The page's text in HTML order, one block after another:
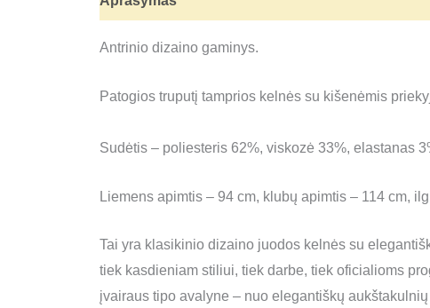
Antrinio dizaino gaminys.
Patogios truputį tamprios kelnės su kišenėmis
Sudėtis – poliesteris 62%, viskozė 33%, elastanas
Liemens apimtis – 94 cm, klubų apimtis – 114 cm,
Tai yra klasikinio dizaino juodos kelnės su
tiek kasdieniam stiliui, tiek darbe, tiek oficialioms
įvairaus tipo avalyne – nuo elegantiškų